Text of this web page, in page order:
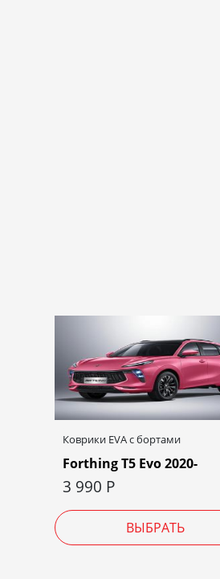
Коврики EVA c бортами
Forthing T5 Evo 2020-
3 990 Р
ВЫБРАТЬ